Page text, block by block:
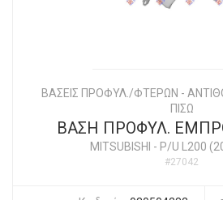
ΒΑΣΕΙΣ ΠΡΟΦΥΛ./ΦΤΕΡΩΝ -
ΠΙΣΩ
ΒΑΣΗ ΠΡΟΦΥΛ.
MITSUBISHI - P/U L200
#27042